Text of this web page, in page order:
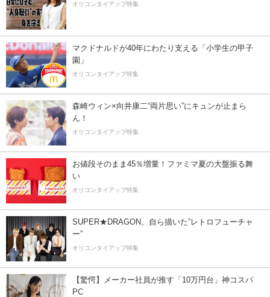
オリコンタイアップ特集
マクドナルドが40年にわたり支える「小学生の甲子
園」
オリコンタイアップ特集
森崎ウィン×向井康二“両片思い”にキュンが止まら
ん！
オリコンタイアップ特集
お値段そのまま45％増量！ファミマ夏の大盤振る舞
い
オリコンタイアップ特集
SUPER★DRAGON、自ら描いた”レトロフューチャ
ー”
オリコンタイアップ特集
【驚愕】メーカー社員が推す「10万円台」神コスパ
PC